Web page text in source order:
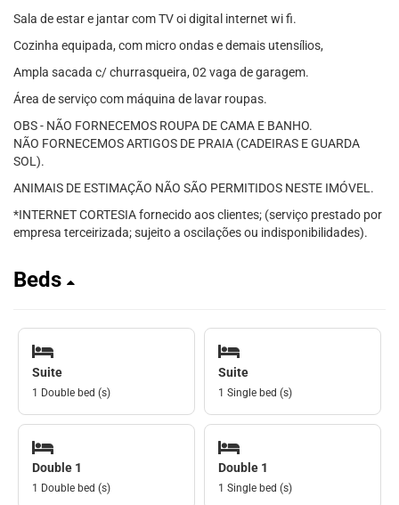
Sala de estar e jantar com TV oi digital internet wi fi.
Cozinha equipada, com micro ondas e demais utensílios,
Ampla sacada c/ churrasqueira, 02 vaga de garagem.
Área de serviço com máquina de lavar roupas.
OBS - NÃO FORNECEMOS ROUPA DE CAMA E BANHO.
NÃO FORNECEMOS ARTIGOS DE PRAIA (CADEIRAS E GUARDA
SOL).
ANIMAIS DE ESTIMAÇÃO NÃO SÃO PERMITIDOS NESTE IMÓVEL.
*INTERNET CORTESIA fornecido aos clientes; (serviço prestado por
empresa terceirizada; sujeito a oscilações ou indisponibilidades).
Beds
Suite
1 Double bed (s)
Suite
1 Single bed (s)
Double 1
1 Double bed (s)
Double 1
1 Single bed (s)